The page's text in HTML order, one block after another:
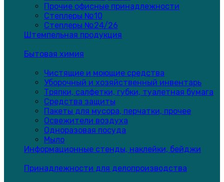
Прочие офисные принадлежности
Степлеры №10
Степлеры №24/26
Штемпельная продукция
Бытовая химия
Чистящие и моющие средства
Уборочный и хозяйственный инвентарь
Тряпки, салфетки, губки, туалетная бумага
Средства защиты
Пакеты для мусора, перчатки, прочее
Освежители воздуха
Одноразовая посуда
Мыло
Информационные стенды, наклейки, бейджи
Принадлежности для делопроизводства